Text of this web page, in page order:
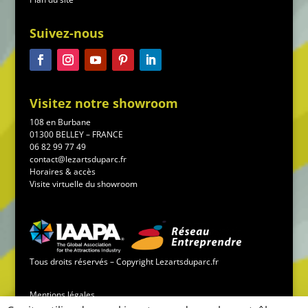
Suivez-nous
Visitez notre showroom
108 en Burbane
01300 BELLEY – FRANCE
06 82 99 77 49
contact@lezartsduparc.fr
Horaires & accès
Visite virtuelle du showroom
Tous droits réservés – Copyright Lezartsduparc.fr
Mentions légales